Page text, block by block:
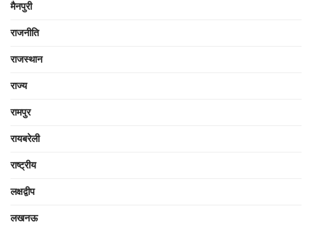
मैनपुरी
राजनीति
राजस्थान
राज्य
रामपुर
रायबरेली
राष्ट्रीय
लक्षद्वीप
लखनऊ